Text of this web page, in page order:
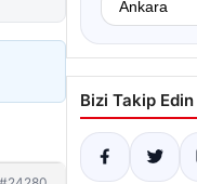
Bizi Takip Edin